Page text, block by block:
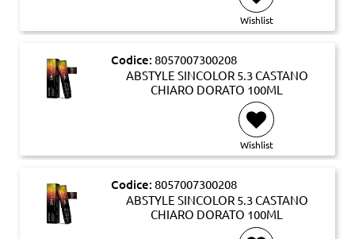
Wishlist
Codice: 8057007300208
ABSTYLE SINCOLOR 5.3 CASTANO
CHIARO DORATO 100ML
Wishlist
Codice: 8057007300208
ABSTYLE SINCOLOR 5.3 CASTANO
CHIARO DORATO 100ML